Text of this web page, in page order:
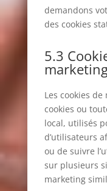
demandons
des cookies
5.3
Les cookies
cookies ou
local, utilisés
d’utilisateurs
ou de suivre
sur plusieurs
marketing